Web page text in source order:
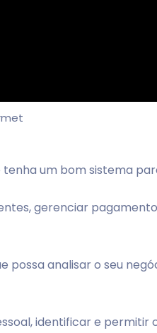
um bom sistema
gerenciar
possa analisar o seu
identificar e permitir